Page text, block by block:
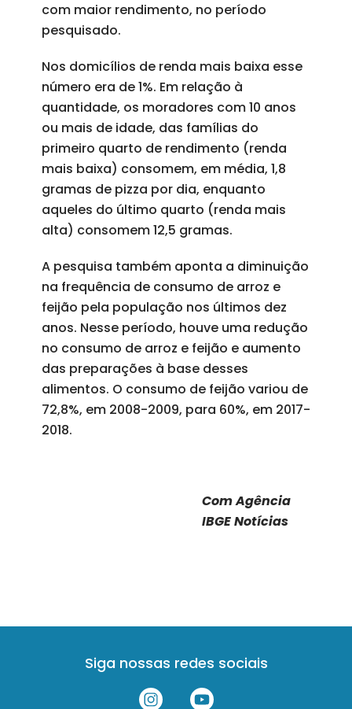
com maior rendimento, no período
pesquisado.
Nos domicílios de renda mais baixa esse
número era de 1%. Em relação à
quantidade, os moradores com 10 anos
ou mais de idade, das famílias do
primeiro quarto de rendimento (renda
mais baixa) consomem, em média, 1,8
gramas de pizza por dia, enquanto
aqueles do último quarto (renda mais
alta) consomem 12,5 gramas.
A pesquisa também aponta a diminuição
na frequência de consumo de arroz e
feijão pela população nos últimos dez
anos. Nesse período, houve uma redução
no consumo de arroz e feijão e aumento
das preparações à base desses
alimentos. O consumo de feijão variou de
72,8%, em 2008-2009, para 60%, em 2017-
2018.
Com Agência
IBGE Notícias
Siga nossas redes sociais